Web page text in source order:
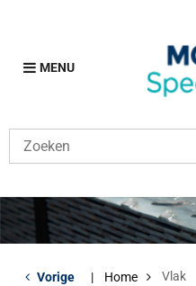
MENU
Vorige Home Vlak